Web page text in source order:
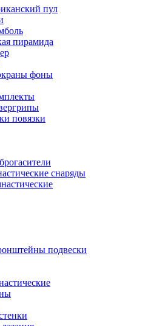
пул
пирамида
фоны
повязки
снаряды
подвески